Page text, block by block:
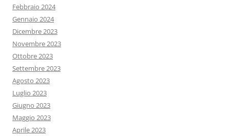
Febbraio 2024
Gennaio 2024
Dicembre 2023
Novembre 2023
Ottobre 2023
Settembre 2023
Agosto 2023
Luglio 2023
Giugno 2023
Maggio 2023
Aprile 2023